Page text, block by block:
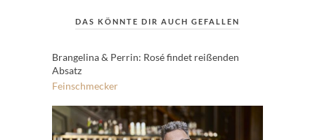
DAS KÖNNTE DIR AUCH GEFALLEN
Brangelina & Perrin: Rosé findet reißenden
Absatz
Feinschmecker